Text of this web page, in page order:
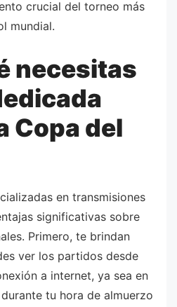
crucial del torneo más
mundial.
necesitas
Copa del
en transmisiones
significativas sobre
Primero, te brindan
ver los partidos desde
a internet, ya sea en
tu hora de almuerzo